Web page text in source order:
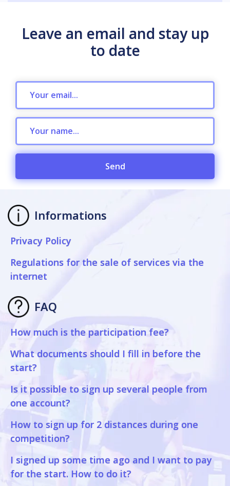
Leave an email and stay up
to date
Send
Informations
Privacy Policy
Regulations for the sale of services via the
internet
FAQ
How much is the participation fee?
What documents should I fill in before the
start?
Is it possible to sign up several people from
one account?
How to sign up for 2 distances during one
competition?
I signed up some time ago and I want to pay
for the start. How to do it?